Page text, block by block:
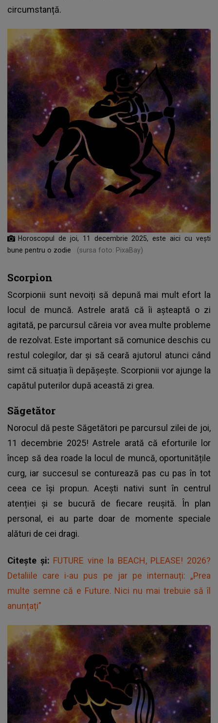
circumstanță.
Horoscopul de joi, 11 decembrie 2025, este aici cu vești
bune pentru o zodie
(sursa foto: PixaBay)
Scorpion
Scorpionii sunt nevoiți să depună mai mult efort la
locul de muncă. Astrele arată că îi așteaptă o zi
agitată, pe parcursul căreia vor avea multe probleme
de rezolvat. Este important să comunice deschis cu
restul colegilor, dar și să ceară ajutorul atunci când
simt că situația îi depășește. Scorpionii vor ajunge la
capătul puterilor după această zi grea.
Săgetător
Norocul dă peste Săgetători pe parcursul zilei de joi,
11 decembrie 2025! Astrele arată că eforturile lor
încep să dea roade la locul de muncă, oportunitățile
curg, iar succesul se conturează pas cu pas în tot
ceea ce își propun. Acești nativi sunt în centrul
atenției și se bucură de fiecare reușită. În plan
personal, ei au parte doar de momente speciale
alături de cei dragi.
Citește și: FUTURE vine la BEACH, PLEASE! 2026?
Detaliile care i-au pus pe jar pe internauți: „Prea
multe semne că e Future. Nici nu mai trebuie să îl
anunțați”